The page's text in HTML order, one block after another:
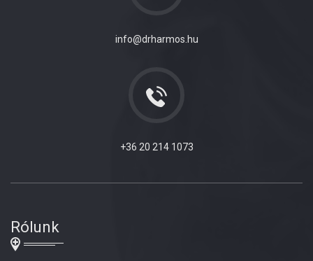
info@drharmos.hu
+36 20 214 1073
Rólunk